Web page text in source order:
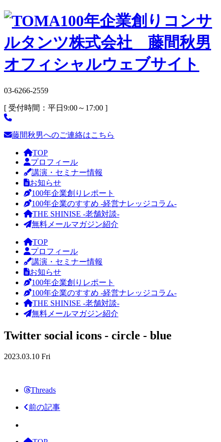
03-6266-2559
[ 受付時間：平日9:00～17:00 ]
藤間秋男へのご連絡はこちら
TOP
プロフィール
講演・セミナー情報
お知らせ
100年企業創りレポート
100年企業のすすめ -経営ナレッジコラム-
THE SHINISE -老舗対談-
無料メールマガジン紹介
TOP
プロフィール
講演・セミナー情報
お知らせ
100年企業創りレポート
100年企業のすすめ -経営ナレッジコラム-
THE SHINISE -老舗対談-
無料メールマガジン紹介
Twitter social icons - circle - blue
2023.03.10 Fri
Threads
前の記事